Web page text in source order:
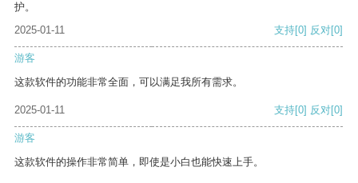
护。
2025-01-11
支持[0] 反对[0]
游客
这款软件的功能非常全面，可以满足我所有需求。
2025-01-11 支持[0] 反对[0]
游客
这款软件的操作非常简单，即使是小白也能快速上手。